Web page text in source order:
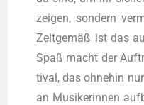
zei­gen, son­dern
Zeit­ge­mäß ist das
Spaß macht der
ti­val, das ohne­hin
an Musi­ke­rin­nen